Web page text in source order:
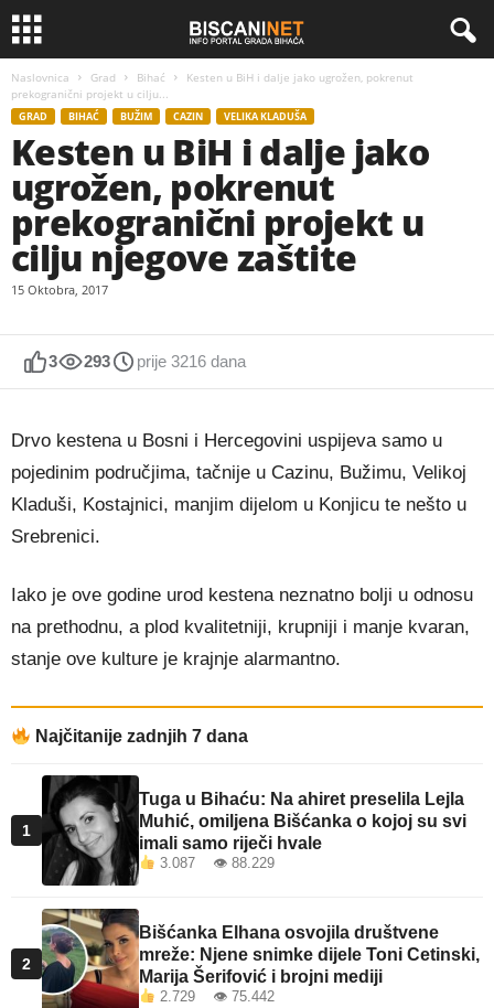
Naslovnica Grad Bihać
Kesten u BiH i dalje jako ugrožen, pokrenut
prekogranični projekt u cilju...
GRAD BIHAĆ BUŽIM CAZIN VELIKA KLADUŠA
Kesten u BiH i dalje jako
ugrožen, pokrenut
prekogranični projekt u
cilju njegove zaštite
15 Oktobra, 2017
3 293 prije 3216 dana
Drvo kestena u Bosni i Hercegovini uspijeva samo u
pojedinim područjima, tačnije u Cazinu, Bužimu, Velikoj
Kladuši, Kostajnici, manjim dijelom u Konjicu te nešto u
Srebrenici.
Iako je ove godine urod kestena neznatno bolji u odnosu
na prethodnu, a plod kvalitetniji, krupniji i manje kvaran,
stanje ove kulture je krajnje alarmantno.
Najčitanije zadnjih 7 dana
1
Tuga u Bihaću: Na ahiret preselila Lejla
Muhić, omiljena Bišćanka o kojoj su svi
imali samo riječi hvale
3.087 👁 88.229
2
Bišćanka Elhana osvojila društvene
mreže: Njene snimke dijele Toni Cetinski,
Marija Šerifović i brojni mediji
2.729 👁 75.442